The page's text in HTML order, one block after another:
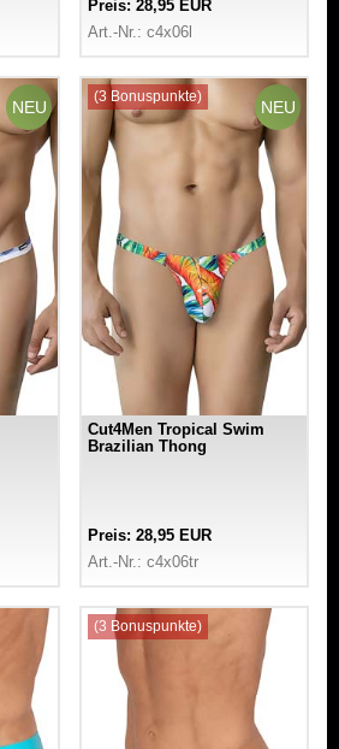
Preis: 28,95 EUR
Art.-Nr.: c4x06l
NEU NEU
(3 Bonuspunkte)
Cut4Men Tropical Swim
Brazilian Thong
Preis: 28,95 EUR
Art.-Nr.: c4x06tr
(3 Bonuspunkte)